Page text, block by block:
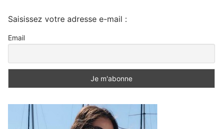
Saisissez votre adresse e-mail :
Email